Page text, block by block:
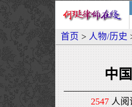
首页 > 人物/历史
中
2547人阅